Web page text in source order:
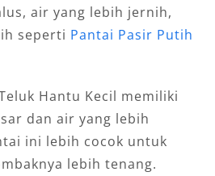
air yang lebih jernih,
seperti Pantai Pasir Putih
Hantu Kecil memiliki
dan air yang lebih
ini lebih cocok untuk
lebih tenang.